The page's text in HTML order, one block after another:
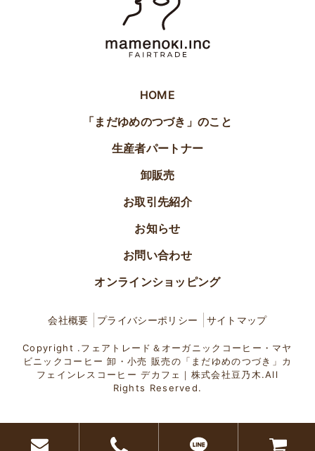
HOME
「まだゆめのつづき」のこと
生産者パートナー
卸販売
お取引先紹介
お知らせ
お問い合わせ
オンラインショッピング
会社概要 プライバシーポリシー サイトマップ
Copyright .フェアトレード＆オーガニックコーヒー・マヤ
ビニックコーヒー 卸・小売 販売の「まだゆめのつづき」カ
フェインレスコーヒー デカフェ｜株式会社豆乃木.All
Rights Reserved.